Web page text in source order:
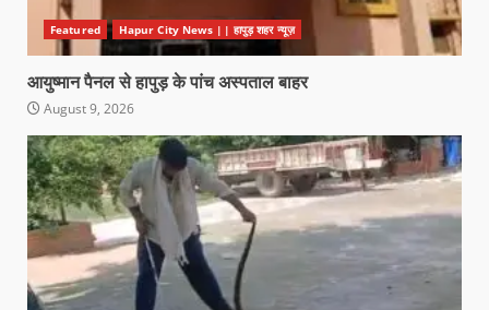
Featured Hapur City News || हापुड़ शहर न्यूज़
आयुष्मान पैनल से हापुड़ के पांच अस्पताल बाहर
August 9, 2026